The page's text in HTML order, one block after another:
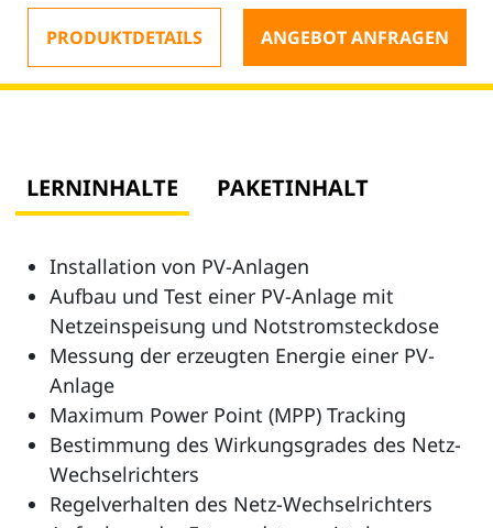
PRODUKTDETAILS ANGEBOT ANFRAGEN
LERNINHALTE PAKETINHALT
Installation von PV-Anlagen
Aufbau und Test einer PV-Anlage mit
Netzeinspeisung und Notstromsteckdose
Messung der erzeugten Energie einer PV-
Anlage
Maximum Power Point (MPP) Tracking
Bestimmung des Wirkungsgrades des Netz-
Wechselrichters
Regelverhalten des Netz-Wechselrichters